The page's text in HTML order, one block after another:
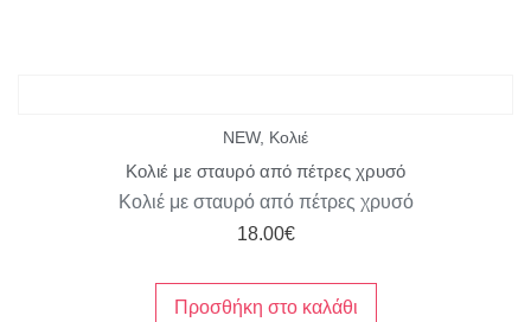
NEW, Κολιέ
Κολιέ με σταυρό από πέτρες χρυσό
Κολιέ με σταυρό από πέτρες χρυσό
18.00€
Προσθήκη στο καλάθι